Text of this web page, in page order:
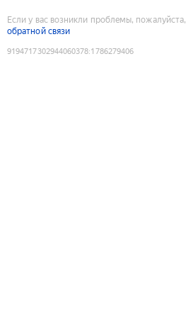
Если у вас возникли проблемы,
обратной связи
9194717302944060378:1786279406